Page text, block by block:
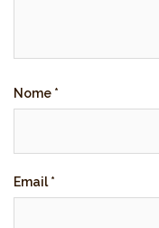
Nome *
Email*